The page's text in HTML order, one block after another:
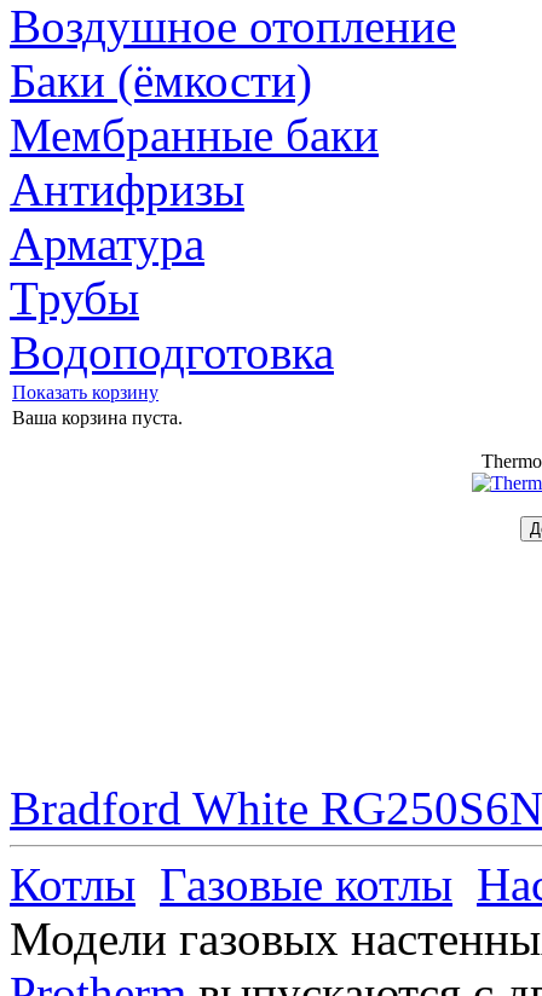
Воздушное отопление
Баки (ёмкости)
Мембранные баки
Антифризы
Арматура
Трубы
Водоподготовка
Показать корзину
Ваша корзина пуста.
Bradford White
Котлы Газовые котлы
Модели газовых